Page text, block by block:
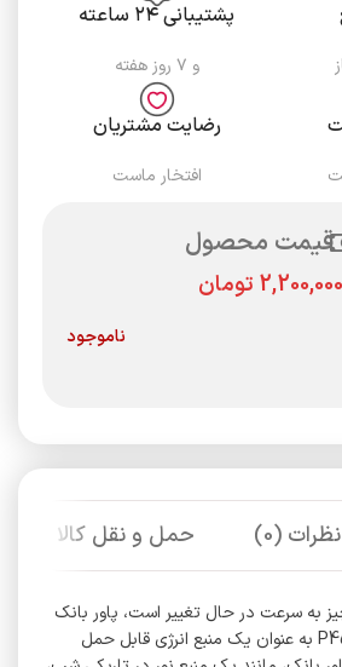
پشتیبانی ۲۴ ساعته
و ۷ روز هفته
رضایت مشتریان
افتخار ماست
قیمت محصول
تومان
ناموجود
نظرات (0) حمل و نقل کالا
به سرعت در حال تغییر است، پاور بانک
20000 فراری مدل P450 به عنوان یک منبع انرژی قابل حمل